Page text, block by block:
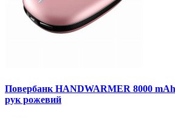
Повербанк HANDWARMER 8000 mAh
рук рожевий